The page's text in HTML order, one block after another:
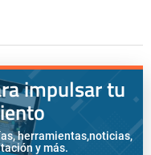
impulsar tu
herramientas,noticias,
y más.